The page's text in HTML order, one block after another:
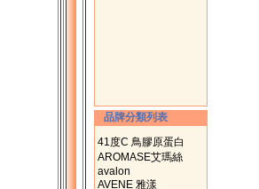
品牌分類列表
41度C 鳥膠原蛋白
AROMASE艾瑪絲
avalon
AVENE 雅漾